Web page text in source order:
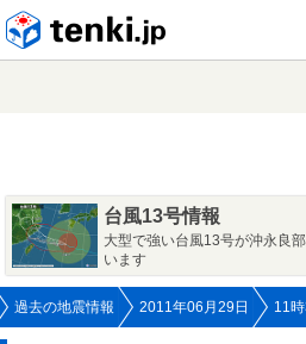
台風13号情報
大型で強い台風13号が沖永良
います
過去の地震情報 2011年06月29日 11